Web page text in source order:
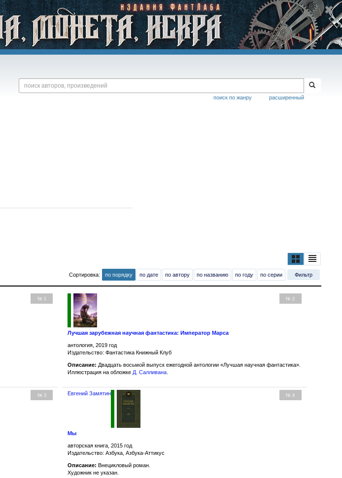
расширенный
поиск по жанру
Сортировка: по порядку по дате по автору по названию по году по серии Фильтр
№ 1 № 2
Лучшая зарубежная научная фантастика: Император Марса
антология, 2019 год
Издательство: Фантастика Книжный Клуб
Описание: Двадцать восьмой выпуск ежегодной антологии «Лучшая научная фантастика».
Иллюстрация на обложке Д. Салливана
№ 3 № 4
Евгений Замятин
Мы
авторская книга, 2015 год
Издательство: Азбука, Азбука-Аттикус
Описание: Внецикловый роман.
Художник не указан.